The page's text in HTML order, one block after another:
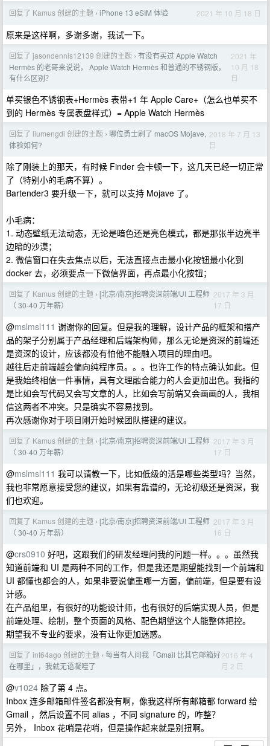
回复了 Kamus 创建的主题 › iPhone 13 eSIM 体验 2021 年 10 月 18 日
原来是这样啊，多谢多谢，我试一下。
回复了 jasondennis12139 创建的主题 › 有没有买过 Apple Watch
Hermès 的老哥来说说， Apple Watch Hermès 和普通的不锈钢版，
有什么区别？
2021 年
10 月 18
日
单买银色不锈钢表+Hermès 表带+1 年 Apple Care+（怎么也单买不
到的 Hermès 专属表盘样式）= Apple Watch Hermès
回复了 liumengdi 创建的主题 › 哪位勇士刷了 macOS Mojave,
体验如何?
2018 年 7 月 13
日
除了刚装上的那天，有时候 Finder 会卡顿一下，这几天已经一切正常
了（特别小的毛病不算）。
Bartender3 要升级一下，就可以支持 Mojave 了。
小毛病：
1. 动态壁纸无法动态，无论是暗色还是亮色模式，都是那张半边亮半
边暗的沙漠；
2. 微信窗口在失去焦点以后，无法直接点击最小化按钮最小化到
docker 去，必须要点一下微信界面，再点最小化按钮；
回复了 Kamus 创建的主题 › [北京/南京]招聘资深前端/UI 工程师
（ 30-40 万年薪）
2017 年 3 月
17 日
@mslmsl111 谢谢你的回复。但是我的理解，设计产品的框架和搭产
品的架子分别属于产品经理和后端架构师，那么无论是资深的前端还
是资深的设计，应该都没有怕他不能融入项目的理由吧。
越往后走前端越会偏向纯程序员。。。也许工作的特点确认如此。但
是我始终相信一件事情，具有文理融合能力的人会更加出色。我指的
是比如会写代码又会写文章的人，比如会写前端又会画画的人，我相
信这两者不冲突。只是确实不容易找到。
再次感谢你对于项目刚开始时候团队搭建的建议。
回复了 Kamus 创建的主题 › [北京/南京]招聘资深前端/UI 工程师
（ 30-40 万年薪）
2017 年 3 月
17 日
@mslmsl111 我可以请教一下，比如低级的活是哪些类型吗？当然，
我也非常愿意接受您的建议，如果有靠谱的，无论初级还是资深，我
们也欢迎。
回复了 Kamus 创建的主题 › [北京/南京]招聘资深前端/UI 工程师
（ 30-40 万年薪）
2017 年 3 月
16 日
@crs0910 好吧，这跟我们的研发经理问我的问题一样。。。虽然我
知道前端和 UI 是两种不同的工作，但是我还是期望能找到一个前端和
UI 都懂也都会的人，如果非要说偏重哪一方面，偏前端，但是要有设
计感。
在产品组里，有很好的功能设计师，也有很好的后端实现人员，但是
前端处理、绘制，整个页面的风格、配色期望这个人能整体把控。
期望我不专业的要求，没有让你更加迷惑。
回复了 int64ago 创建的主题 › 每当有人问我「Gmail 比其它邮箱好
在哪里」，我就无语凝噎了
2016 年 4
月 2 日
@v1024 除了第 4 点。
Inbox 连多邮箱邮件签名都没有啊，像我这样所有邮箱都 forward 给
Gmail ，然后设置不同 alias ，不同 signature 的，咋整？
另外， Inbox 花哨是花哨，但是操作起来就是别扭啊。